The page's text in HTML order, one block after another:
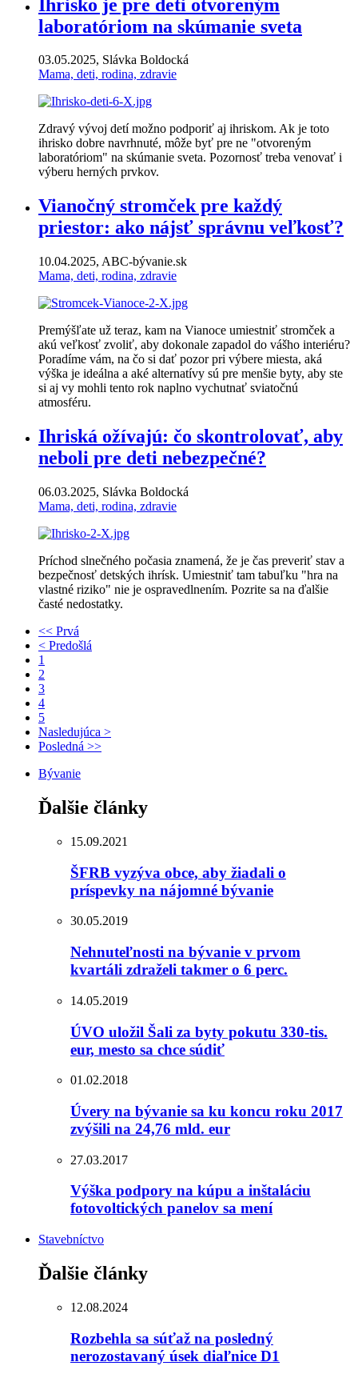
Ihrisko je pre deti otvoreným
laboratóriom na skúmanie sveta
03.05.2025, Slávka Boldocká
Mama, deti, rodina, zdravie
Zdravý vývoj detí možno podporiť aj ihriskom. Ak je toto
ihrisko dobre navrhnuté, môže byť pre ne "otvoreným
laboratóriom" na skúmanie sveta. Pozornosť treba venovať i
výberu herných prvkov.
Vianočný stromček pre každý
priestor: ako nájsť správnu veľkosť?
10.04.2025, ABC-bývanie.sk
Mama, deti, rodina, zdravie
Premýšľate už teraz, kam na Vianoce umiestniť stromček a
akú veľkosť zvoliť, aby dokonale zapadol do vášho interiéru?
Poradíme vám, na čo si dať pozor pri výbere miesta, aká
výška je ideálna a aké alternatívy sú pre menšie byty, aby ste
si aj vy mohli tento rok naplno vychutnať sviatočnú
atmosféru.
Ihriská ožívajú: čo skontrolovať, aby
neboli pre deti nebezpečné?
06.03.2025, Slávka Boldocká
Mama, deti, rodina, zdravie
Príchod slnečného počasia znamená, že je čas preveriť stav a
bezpečnosť detských ihrísk. Umiestniť tam tabuľku "hra na
vlastné riziko" nie je ospravedlnením. Pozrite sa na ďalšie
časté nedostatky.
<< Prvá
< Predošlá
1
2
3
4
5
Nasledujúca >
Posledná >>
Bývanie
Ďalšie články
15.09.2021
ŠFRB vyzýva obce, aby žiadali o
príspevky na nájomné bývanie
30.05.2019
Nehnuteľnosti na bývanie v prvom
kvartáli zdraželi takmer o 6 perc.
14.05.2019
ÚVO uložil Šali za byty pokutu 330-tis.
eur, mesto sa chce súdiť
01.02.2018
Úvery na bývanie sa ku koncu roku 2017
zvýšili na 24,76 mld. eur
27.03.2017
Výška podpory na kúpu a inštaláciu
fotovoltických panelov sa mení
Stavebníctvo
Ďalšie články
12.08.2024
Rozbehla sa súťaž na posledný
nerozostavaný úsek diaľnice D1